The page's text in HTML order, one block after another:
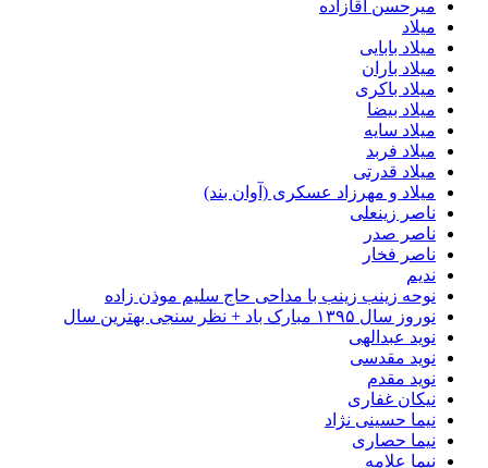
میرحسن آقازاده
میلاد
میلاد بابایی
میلاد باران
میلاد باکری
میلاد بیضا
میلاد سایه
میلاد فربد
​میلاد قدرتی
میلاد و مهرزاد عسکری (آوان بند)
ناصر زینعلی
ناصر صدر
ناصر فخار
ندیم
نوحه زینب زینب با مداحی حاج سلیم موذن زاده
نوروز سال ۱۳۹۵ مبارک باد + نظر سنجی بهترین سال
نوید عبدالهی
نوید مقدسی
نوید مقدم
نیکان غفاری
نیما حسینی نژاد
نیما حصاری
نیما علامه